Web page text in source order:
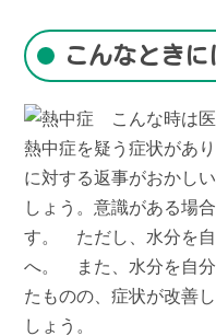
こんなときに
熱中症を疑う症状があ
に対する返事がおかし
しょう。意識がある場
す。 ただし、水分を自
へ。 また、水分を自分
たものの、症状が改善
しょう。